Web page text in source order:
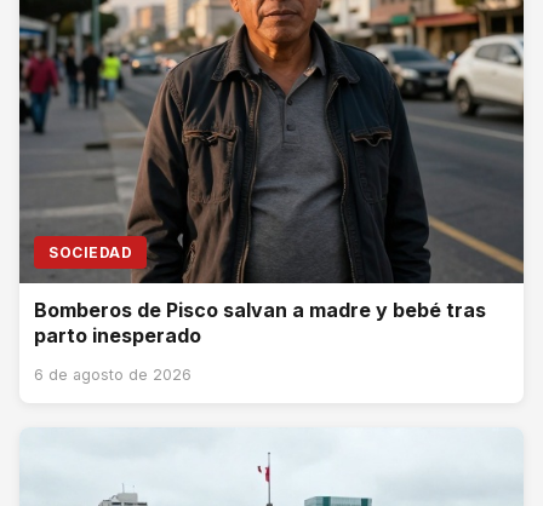
SOCIEDAD
Bomberos de Pisco salvan a madre y bebé tras
parto inesperado
6 de agosto de 2026